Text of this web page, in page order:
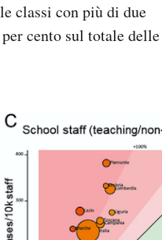
classi con più di due
cento sul totale delle